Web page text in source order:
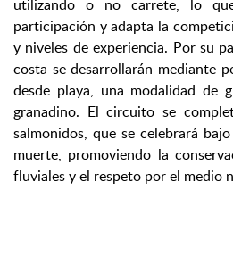
utilizando o no carrete, lo
participación y adapta la
y niveles de experiencia. Por su
costa se desarrollarán mediante
desde playa, una modalidad de
granadino. El circuito se
salmonidos, que se celebrará
muerte, promoviendo la
fluviales y el respeto por el medio